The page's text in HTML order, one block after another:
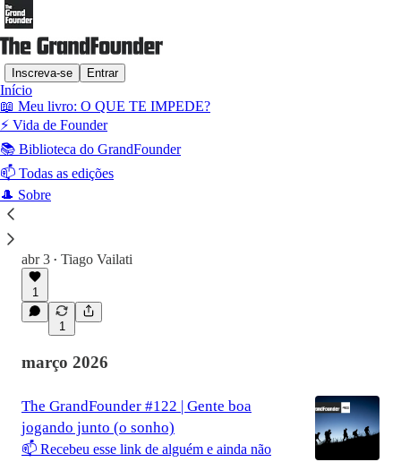
Inscreva-se Entrar
Início
📖 Meu livro: O QUE TE IMPEDE?
⚡️ Vida de Founder
📚 Biblioteca do GrandFounder
📫 Todas as edições
🎩 Sobre
Mais recentes
The GrandFounder #123 | Motores,
Passageiros e Âncoras
abr 3 • Tiago Vailati
1
1
março 2026
The GrandFounder #122 | Gente boa
jogando junto (o sonho)
📫 Recebeu esse link de alguém e ainda não